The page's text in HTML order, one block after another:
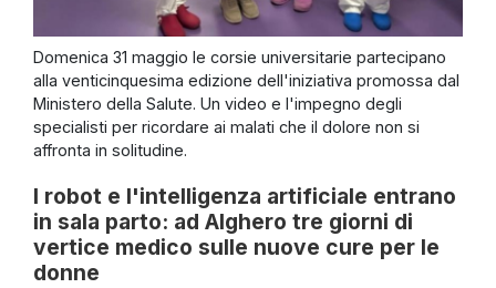
Domenica 31 maggio le corsie universitarie partecipano
alla venticinquesima edizione dell'iniziativa promossa dal
Ministero della Salute. Un video e l'impegno degli
specialisti per ricordare ai malati che il dolore non si
affronta in solitudine.
I robot e l'intelligenza artificiale entrano
in sala parto: ad Alghero tre giorni di
vertice medico sulle nuove cure per le
donne